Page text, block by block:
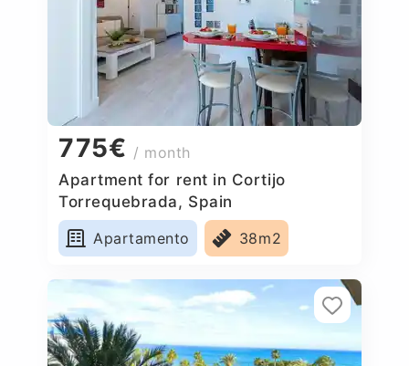
775€ / month
Apartment for rent in Cortijo
Torrequebrada, Spain
Apartamento
38m2